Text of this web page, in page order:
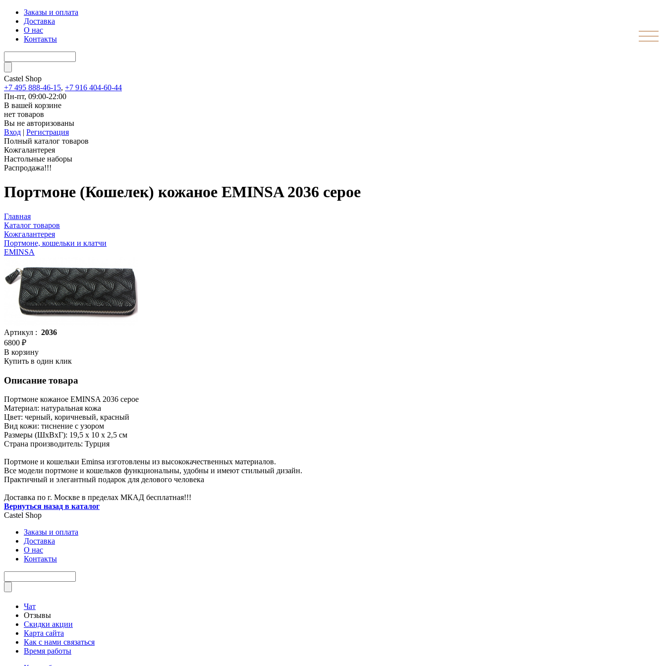
Заказы и оплата
Доставка
О нас
Контакты
Castel Shop
+7 495 888-46-15, +7 916 404-60-44
Пн-пт, 09:00-22:00
В вашей корзине
нет товаров
Вы не авторизованы
Вход | Регистрация
Полный каталог товаров
Кожгалантерея
Настольные наборы
Распродажа!!!
Портмоне (Кошелек) кожаное EMINSA 2036 серое
Главная
Каталог товаров
Кожгалантерея
Портмоне, кошельки и клатчи
EMINSA
Артикул : 2036
6800 ₽
В корзину
Купить в один клик
Описание товара
Портмоне кожаное EMINSA 2036 серое
Материал: натуральная кожа
Цвет: черный, коричневый, красный
Вид кожи: тиснение с узором
Размеры (ШxВxГ): 19,5 x 10 x 2,5 см
Страна производитель: Турция
Портмоне и кошельки Eminsa изготовлены из высококачественных материалов.
Все модели портмоне и кошельков функциональны, удобны и имеют стильный дизайн.
Практичный и элегантный подарок для делового человека
Доставка по г. Москве в пределах МКАД бесплатная!!!
Вернуться назад в каталог
Castel Shop
Заказы и оплата
Доставка
О нас
Контакты
Чат
Отзывы
Скидки акции
Карта сайта
Как с нами связаться
Время работы